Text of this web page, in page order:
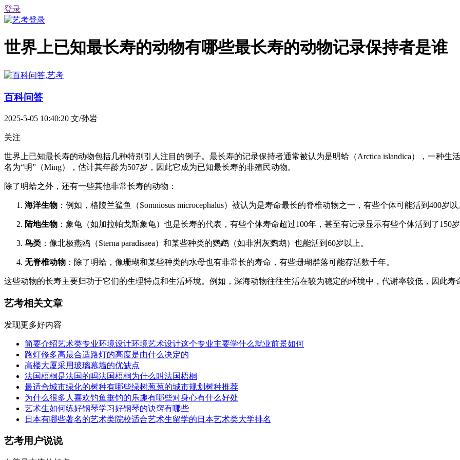
登录
世界上已知最长寿的动物有哪些最长寿的动物记录保持者是谁
百科问答
2025-5-05 10:40:20 文/孙岩
关注
世界上已知最长寿的动物包括几种特别引人注目的例子。最长寿的记录保持者通常被认为是明蛤（Arctica islandica），一种生
名为“明”（Ming），估计其年龄为507岁，因此它成为已知最长寿的非殖民动物。
除了明蛤之外，还有一些其他非常长寿的动物：
海洋生物 ：例如，格陵兰鲨鱼（Somniosus microcephalus）被认为是寿命最长的脊椎动物之一，有些个体可能活到400岁
陆地生物 ：象龟（如加拉帕戈斯象龟）也是长寿的代表，有些个体寿命超过100年，甚至有记录显示有些个体活到了150
鸟类 ：像北极燕鸥（Sterna paradisaea）和某些种类的鹦鹉（如非洲灰鹦鹉）也能活到60岁以上。
无脊椎动物 ：除了明蛤，像珊瑚和某些种类的水母也有非常长的寿命，有些珊瑚群落可能存活数千年。
这些动物的长寿主要归功于它们的生理特点和生活环境。例如，深海动物往往生活在较为稳定的环境中，代谢率较低，因此寿
艺考相关文章
发现更多好内容
简要介绍艺术类专业环境设计环境艺术设计这个专业主要学什么就业前景如何
路灯修多高最合适路灯的高度是由什么决定的
高楼大厦采用玻璃幕墙的优缺点
法国梧桐是法国的吗法国梧桐为什么叫法国梧桐
最适合城市绿化的树种有哪些绿树葱葱的城市规划树种推荐
为什么很多人喜欢钓鱼垂钓的乐趣有哪些对身心有什么好处
艺术生如何练好钢琴学习好钢琴的诀窍有哪些
日本有哪些著名的艺术类院校适合艺术生留学的日本艺术类大学排名
艺考用户说说